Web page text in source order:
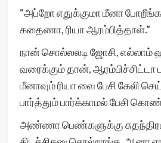
“அப்றோ எதுக்குமா மீனா போறீங்க
கதைணா, ரியா ஆரம்பித்தாள்.”
நான் சொல்லலடி ஜோசி, எல்லாம்
வரைக்கும் தான், ஆரம்பிச்சிட்டா
மீனாவும் ரியா வை பேசி கேலி
பார்த்தும் பார்க்காமல் பேசி
அண்ணா பெண்களுக்கு